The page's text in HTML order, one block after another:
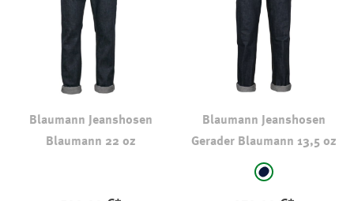
Blaumann Jeanshosen
Blaumann 22 oz
Blaumann Jeanshosen
Gerader Blaumann 13,5 oz
auswählen
RAW